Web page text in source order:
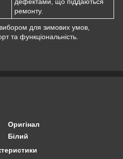
ремонту.
для зимових умов,
та функціональність.
Оригінал
Білий